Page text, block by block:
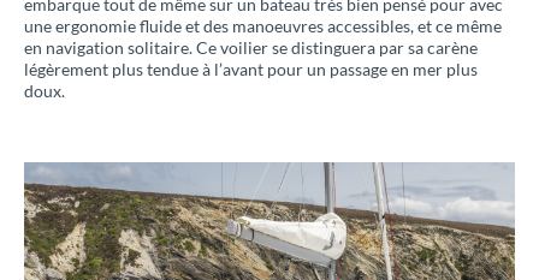
une ergonomie fluide et des manoeuvres accessibles, et ce même
en navigation solitaire. Ce voilier se distinguera par sa carène
légèrement plus tendue à l’avant pour un passage en mer plus
doux.